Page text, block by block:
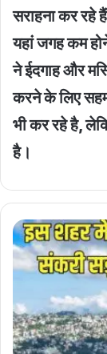
सराहना कर रहे
यहां जगह कम
ने ईदगाह और
करने के लिए
भी कर रहे है,
है।
Silent
City
Aizawl
शहर
में
दुकान